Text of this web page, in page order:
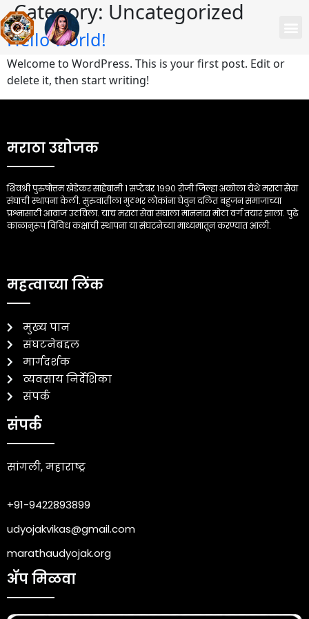
Category: Uncategorized
Hello world!
Welcome to WordPress. This is your first post. Edit or
delete it, then start writing!
मराठा उद्योजक
शिवश्री पुरुषोत्तम खेडेकर साहेबांनी १ सप्टेबंर १९९० रोजी जिल्हा अकोला येथे मराठा सेवा
संघाची स्थापना केली. सुरुवातीला मुठभर लोकांना घेवुन दलित बहुजन समाजाच्या
प्रश्नासाठी आवाज उठविला. याच मराठा सेवा संघाला माननारा मोठा वर्ग तयार झाला. पुढे
काळानुरूप विविध कक्षाची स्थापना या संघटनेच्या माध्यमातून करण्यात आली.
महत्वाच्या लिंक
मुख्य पान
संघटनेबद्दल
मार्गदर्शक
व्यवसाय निर्देशिका
संपर्क
संपर्क
सांगली, महाराष्ट्र
+91-9422893899
udyojakvikas@gmail.com
marathaudyojak.org
ॲप मिळवा